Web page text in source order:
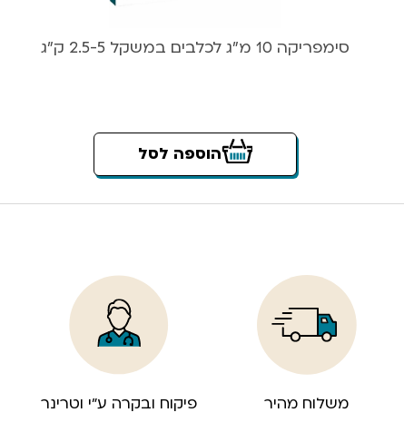
סימפריקה 10 מ”ג לכלבים במשקל 2.5-5 ק”ג
הוספה לסל
משלוח מהיר פיקוח ובקרה ע”י וטרינר